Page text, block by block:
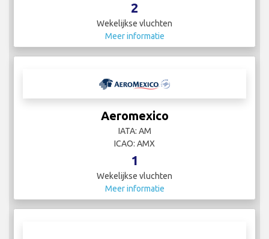
2
Wekelijkse vluchten
Meer informatie
Aeromexico
IATA: AM
ICAO: AMX
1
Wekelijkse vluchten
Meer informatie